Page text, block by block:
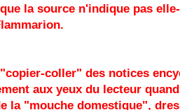
la source n'indique pas
coller" des notices
aux yeux du lecteur
la "mouche domestique",